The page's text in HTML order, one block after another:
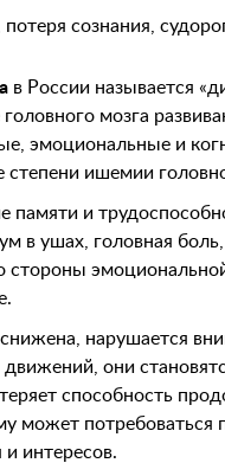
сознания,
в России называется
мозга
эмоциональные и
ишемии
памяти и
в ушах, головная
стороны
снижена, нарушается
они
способность
может потребоваться
интересов.